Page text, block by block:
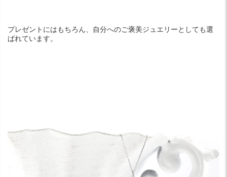
プレゼントにはもちろん、自分へのご褒美ジュエリーとしても選
ばれています。